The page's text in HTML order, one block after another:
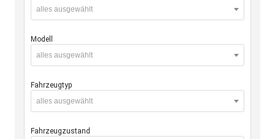
alles ausgewählt
Modell
alles ausgewählt
Fahrzeugtyp
alles ausgewählt
Fahrzeugzustand